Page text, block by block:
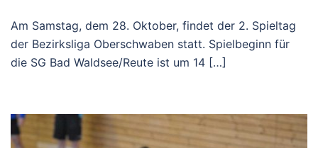
Am Samstag, dem 28. Oktober, findet der 2. Spieltag
der Bezirksliga Oberschwaben statt. Spielbeginn für
die SG Bad Waldsee/Reute ist um 14 […]